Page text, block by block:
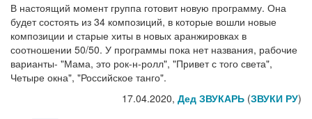
В настоящий момент группа готовит новую программу. Она
будет состоять из 34 композиций, в которые вошли новые
композиции и старые хиты в новых аранжировках в
соотношении 50/50. У программы пока нет названия, рабочие
варианты- "Мама, это рок-н-ролл", "Привет с того света",
Четыре окна", "Российское танго".
17.04.2020, Дед ЗВУКАРЬ (ЗВУКИ РУ)